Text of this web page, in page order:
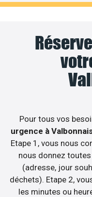
Pour tous vos
urgence à
Etape 1, vous nous
nous donnez
(adresse, jour
déchets). Etape 2,
les minutes ou